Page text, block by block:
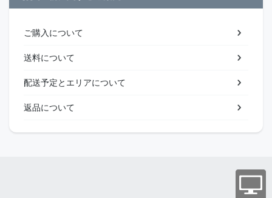
ご購入について
送料について
配送予定とエリアについて
返品について